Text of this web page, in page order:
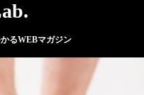
るWEBマガジン